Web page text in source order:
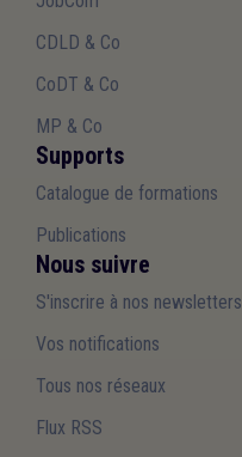
CDLD & Co
CoDT & Co
MP & Co
Supports
Catalogue de formations
Publications
Nous suivre
S'inscrire à nos newsletters
Vos notifications
Tous nos réseaux
Flux RSS